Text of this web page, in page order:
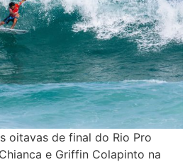
oitavas de final do Rio Pro
e Griffin Colapinto na